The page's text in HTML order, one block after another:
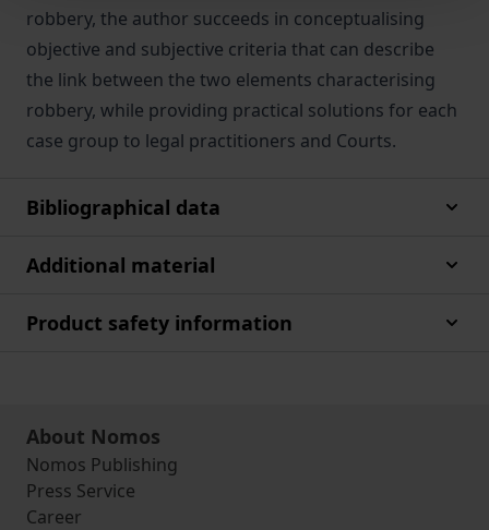
robbery, the author succeeds in conceptualising
objective and subjective criteria that can describe
the link between the two elements characterising
robbery, while providing practical solutions for each
case group to legal practitioners and Courts.
Bibliographical data
Additional material
Product safety information
About Nomos
Nomos Publishing
Press Service
Career